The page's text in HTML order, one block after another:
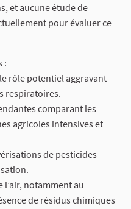
et aucune étude de
pour évaluer ce
:
rôle potentiel aggravant
respiratoires.
comparant les
agricoles intensives et
de pesticides
l’air, notamment au
de résidus chimiques